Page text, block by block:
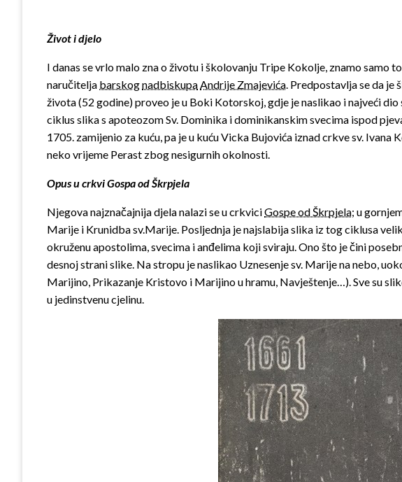
Život i djelo
I danas se vrlo malo zna o životu i školovanju Tripe Kokolje, znamo samo
naručitelja barskognadbiskupaAndrije Zmajevića. Predpostavlja se da je
života (52 godine) proveo je u Boki Kotorskoj, gdje je naslikao i najveći
ciklus slika s apoteozom Sv. Dominika i dominikanskim svecima ispod
1705. zamijenio za kuću, pa je u kuću Vicka Bujovića iznad crkve sv.
neko vrijeme Perast zbog nesigurnih okolnosti.
Opus u crkvi Gospa od Škrpjela
Njegova najznačajnija djela nalazi se u crkviciGospe od Škrpjela; u
Marije i Krunidba sv.Marije. Posljednja je najslabija slika iz tog ciklusa
okruženu apostolima, svecima i anđelima koji sviraju. Ono što je čini
desnoj strani slike. Na stropu je naslikao Uznesenje sv. Marije na nebo,
Marijino, Prikazanje Kristovo i Marijino u hramu, Navještenje…). Sve su
u jedinstvenu cjelinu.